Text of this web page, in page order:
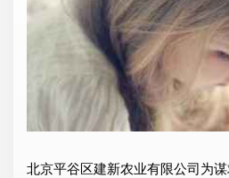
北京平谷区建新农业有限公司为